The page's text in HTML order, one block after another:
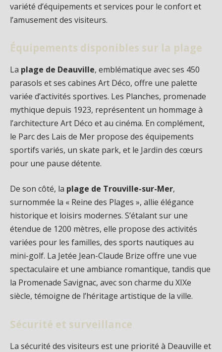
variété d’équipements et services pour le confort et
l’amusement des visiteurs.
Équipements disponibles sur la plage
La plage de Deauville, emblématique avec ses 450
parasols et ses cabines Art Déco, offre une palette
variée d’activités sportives. Les Planches, promenade
mythique depuis 1923, représentent un hommage à
l’architecture Art Déco et au cinéma. En complément,
le Parc des Lais de Mer propose des équipements
sportifs variés, un skate park, et le Jardin des cœurs
pour une pause détente.
De son côté, la plage de Trouville-sur-Mer,
surnommée la « Reine des Plages », allie élégance
historique et loisirs modernes. S’étalant sur une
étendue de 1200 mètres, elle propose des activités
variées pour les familles, des sports nautiques au
mini-golf. La Jetée Jean-Claude Brize offre une vue
spectaculaire et une ambiance romantique, tandis que
la Promenade Savignac, avec son charme du XIXe
siècle, témoigne de l’héritage artistique de la ville.
Sécurité et surveillance
La sécurité des visiteurs est une priorité à Deauville et